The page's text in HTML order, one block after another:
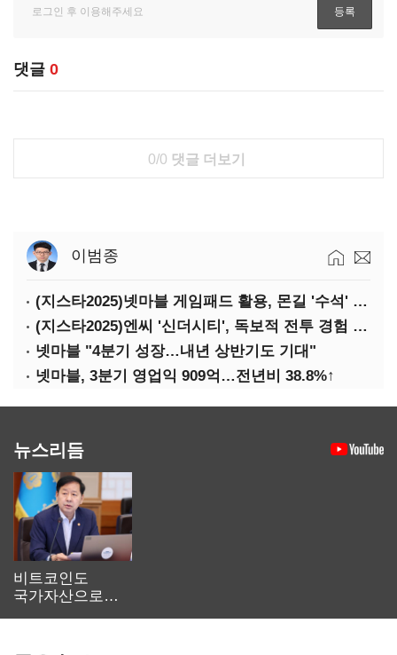
댓글 0
0/0 댓글 더보기
이범종
(지스타2025)넷마블 게임패드 활용, 몬길 '수석' 7대죄 '차석'
(지스타2025)엔씨 '신더시티', 독보적 전투 경험 필요
넷마블 "4분기 성장…내년 상반기도 기대"
넷마블, 3분기 영업익 909억…전년비 38.8%↑
뉴스리듬
비트코인도
국가자산으로…'